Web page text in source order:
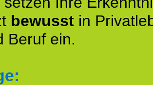
bewusst in
Beruf ein.